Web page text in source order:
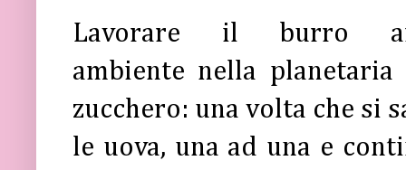
Lavorare il burro
ambiente nella
zucchero: una volta che si
le uova, una ad una e